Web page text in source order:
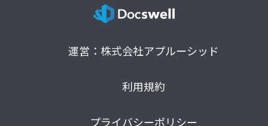
運営：株式会社アプルーシッド
利用規約
プライバシーポリシー